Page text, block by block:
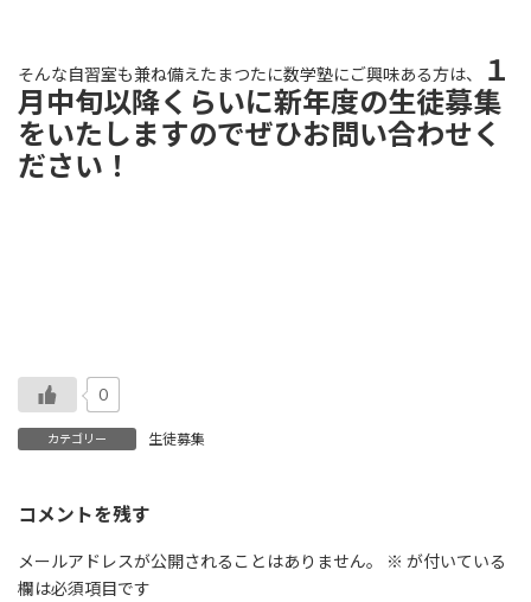
そんな自習室も兼ね備えたまつたに数学塾にご興味ある方は、
１
月中旬以降くらいに新年度の生徒募集
をいたしますのでぜひお問い合わせく
ださい！
0
カテゴリー 生徒募集
コメントを残す
メールアドレスが公開されることはありません。 ※ が付いている
欄は必須項目です